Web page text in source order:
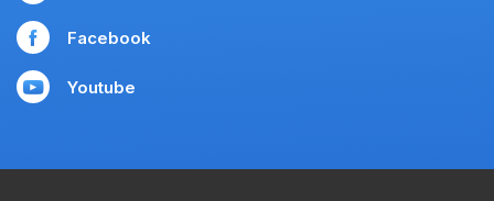
Facebook
Youtube